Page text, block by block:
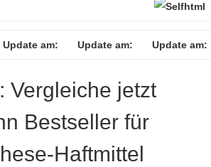
Update am: Update am: Update am:
Vergleiche jetzt
Bestseller für
Haftmittel